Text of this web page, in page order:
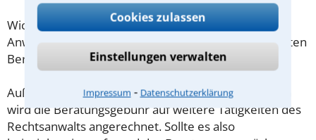
Cookies zulassen
Einstellungen verwalten
Impressum ⁃ Datenschutzerklärung
Wichtig daher: Klären Sie die Kostenfrage mit Ihrem
Anwalt aus Treuenbrietzen schon zu Beginn der ersten
Beratung.
Außerdem gut zu wissen: Gemäß § 34 Absatz 2 RVG
wird die Beratungsgebühr auf weitere Tätigkeiten des
Rechtsanwalts angerechnet. Sollte es also